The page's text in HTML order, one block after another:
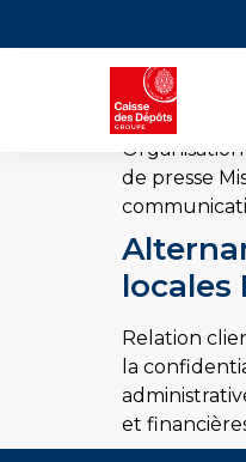
de presse
locales
Relation
la
et